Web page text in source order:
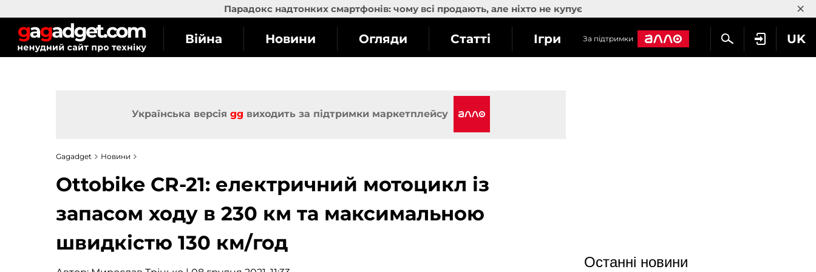
Парадокс надтонких смартфонів: чому всі продають, але ніхто не купує ×
UK
Війна Новини Огляди Статті Ігри За підтримки
Українська версія gg виходить за підтримки маркетплейсу
Gagadget Новини
Ottobike CR-21: електричний мотоцикл із
запасом ходу в 230 км та максимальною
швидкістю 130 км/год
Останні новини